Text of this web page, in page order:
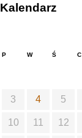
Kalendarz
P W Ś C
3 4 5
10 11 12